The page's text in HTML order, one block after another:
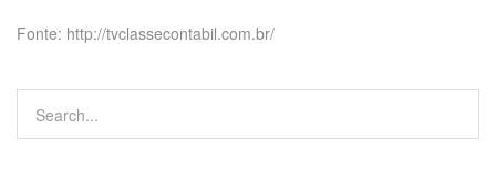
Fonte: http://tvclassecontabil.com.br/